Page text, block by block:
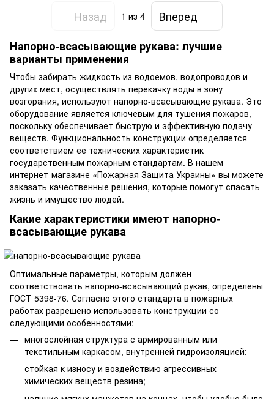
Назад 1 из 4
Вперед
Напорно-всасывающие рукава: лучшие
варианты применения
Чтобы забирать жидкость из водоемов, водопроводов и
других мест, осуществлять перекачку воды в зону
возгорания, используют напорно-всасывающие рукава. Это
оборудование является ключевым для тушения пожаров,
поскольку обеспечивает быструю и эффективную подачу
веществ. Функциональность конструкции определяется
соответствием ее технических характеристик
государственным пожарным стандартам. В нашем
интернет-магазине «Пожарная Защита Украины» вы можете
заказать качественные решения, которые помогут спасать
жизнь и имущество людей.
Какие характеристики имеют напорно-
всасывающие рукава
Оптимальные параметры, которым должен
соответствовать напорно-всасывающий рукав, определены
ГОСТ 5398-76. Согласно этого стандарта в пожарных
работах разрешено использовать конструкции со
следующими особенностями:
многослойная структура с армированным или
текстильным каркасом, внутренней гидроизоляцией;
стойкая к износу и воздействию агрессивных
химических веществ резина;